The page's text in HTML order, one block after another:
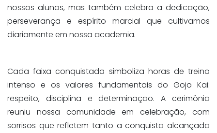
nossos alunos, mas também celebra a dedicação,
perseverança e espírito marcial que cultivamos
diariamente em nossa academia.
Cada faixa conquistada simboliza horas de treino
intenso e os valores fundamentais do Gojo Kai:
respeito, disciplina e determinação. A cerimônia
reuniu nossa comunidade em celebração, com
sorrisos que refletem tanto a conquista alcançada